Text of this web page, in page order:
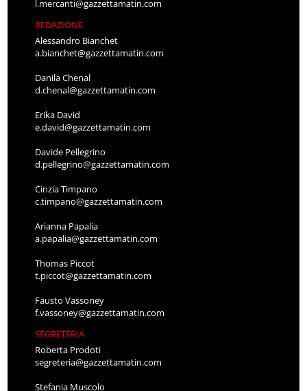
l.mercanti@gazzettamatin.com
REDAZIONE
Alessandro Bianchet
a.bianchet@gazzettamatin.com
Danila Chenal
d.chenal@gazzettamatin.com
Erika David
e.david@gazzettamatin.com
Davide Pellegrino
d.pellegrino@gazzettamatin.com
Cinzia Timpano
c.timpano@gazzettamatin.com
Arianna Papalia
a.papalia@gazzettamatin.com
Thomas Piccot
t.piccot@gazzettamatin.com
Fausto Vassoney
f.vassoney@gazzettamatin.com
SEGRETERIA
Roberta Prodoti
segreteria@gazzettamatin.com
Stefania Muscolo